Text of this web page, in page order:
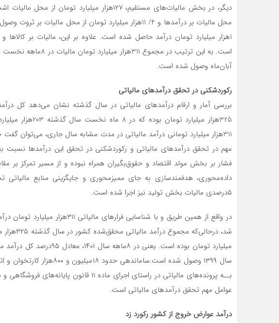
آبان‌ماه وصول شده است.
رکوردشکنی در تحقق درآمدهای مالیاتی
بررسی آمار و ارقام درآمدهای مالیاتی در سال گذشته نشان می‌دهد کل
325هزار میلیارد
فشار بر بخش مولد اقتصاد و حقوق‌بگیران همراه نبوده و از مسیر تمرکز بر
داده‌محوری، هدفمندسازی به جای ممیز‌محوری و جایگزینی منابع
۵درصدی مالیات بخش تولید نیز اجرا شده است.
در واقع از همین طریق و با شناسایی
بــه پرونده‌های مالیاتی در راستای اجرای ماده
عوامل مهم تحقق درآمدهای مالیاتی است.
درآمد عوارض خروج از کشور رکورد زد